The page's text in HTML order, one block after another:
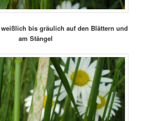
bis gräulich auf den Blättern und
am Stängel